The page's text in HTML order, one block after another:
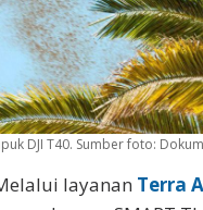
DJI T40. Sumber foto:
layanan Terra